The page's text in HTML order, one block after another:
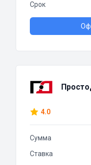
Срок
4.0
Сумма
Ставка